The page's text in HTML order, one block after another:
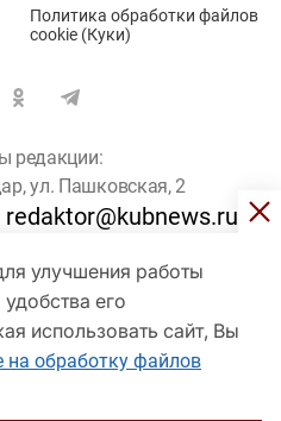
улучшения работы
его
использовать сайт, Вы
на обработку файлов
Политика обработки файлов
cookie (Куки)
редакции:
ул. Пашковская, 2
redaktor@kubnews.ru
старше 16 лет
Новости, 2017
Федеральной
информационных технологий
Регистрационный